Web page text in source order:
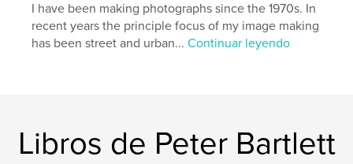
I have been making photographs since the 1970s. In
recent years the principle focus of my image making
has been street and urban...Continuar leyendo
Libros de Peter Bartlett